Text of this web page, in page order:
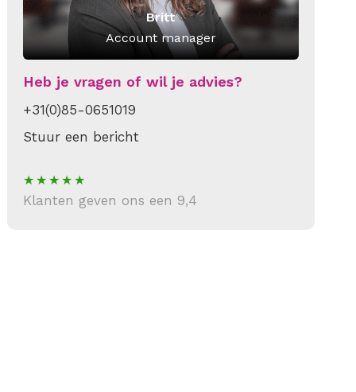
Britt
Account manager
Heb je vragen of wil je advies?
+31(0)85-0651019
Stuur een bericht
Klanten geven ons een 9,4